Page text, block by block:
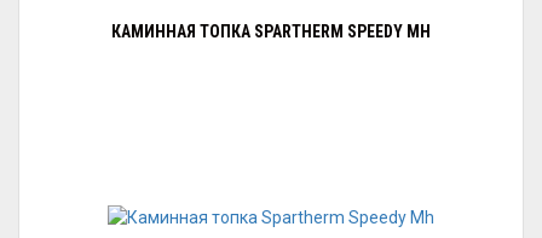
КАМИННАЯ ТОПКА SPARTHERM SPEEDY MH